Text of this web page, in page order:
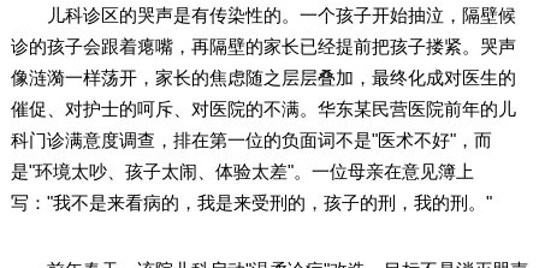
儿科诊区的哭声是有传染性的。一个孩子开始抽泣，隔壁候
诊的孩子会跟着瘪嘴，再隔壁的家长已经提前把孩子搂紧。哭声
像涟漪一样荡开，家长的焦虑随之层层叠加，最终化成对医生的
催促、对护士的呵斥、对医院的不满。华东某民营医院前年的儿
科门诊满意度调查，排在第一位的负面词不是"医术不好"，而
是"环境太吵、孩子太闹、体验太差"。一位母亲在意见簿上
写："我不是来看病的，我是来受刑的，孩子的刑，我的刑。"